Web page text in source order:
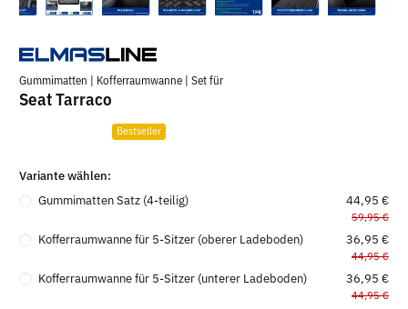
Gummimatten | Kofferraumwanne | Set für
Seat Tarraco
Bestseller
Variante wählen:
Gummimatten Satz (4-teilig)
44,95 €
59,95 €
Kofferraumwanne für 5-Sitzer (oberer Ladeboden) 36,95 €
44,95 €
Kofferraumwanne für 5-Sitzer (unterer Ladeboden) 36,95 €
44,95 €